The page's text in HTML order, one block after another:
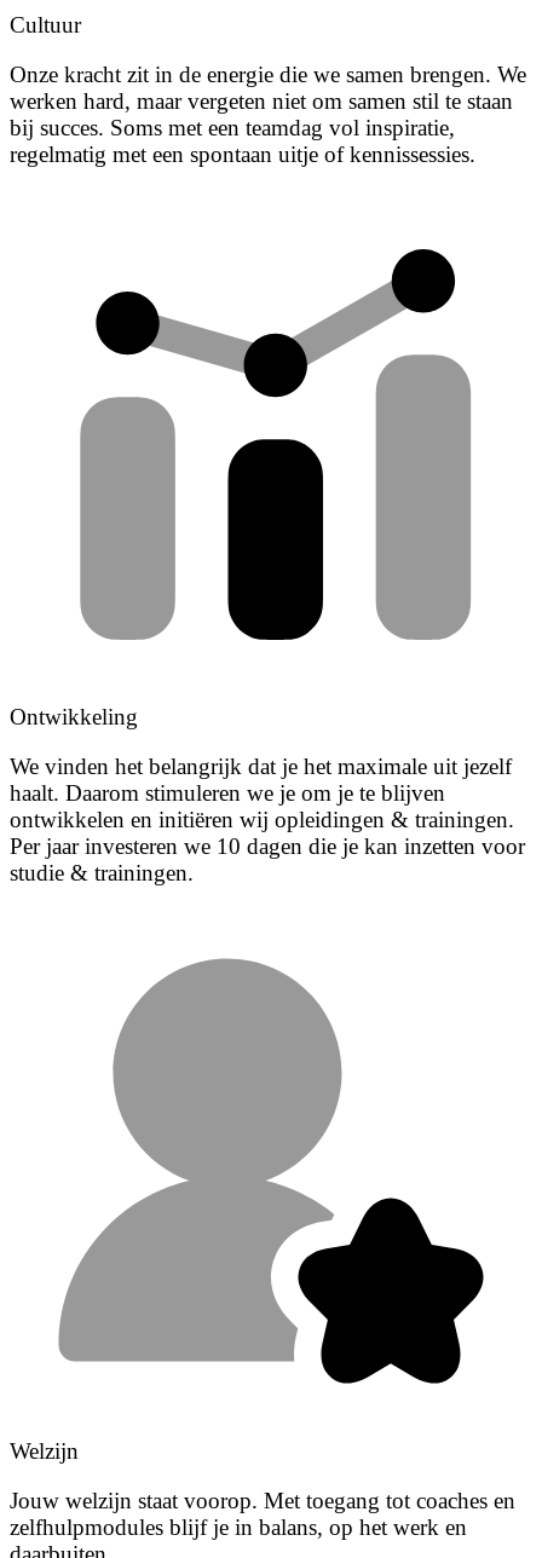
Cultuur
Onze kracht zit in de energie die we samen brengen. We
werken hard, maar vergeten niet om samen stil te staan
bij succes. Soms met een teamdag vol inspiratie,
regelmatig met een spontaan uitje of kennissessies.
Ontwikkeling
We vinden het belangrijk dat je het maximale uit jezelf
haalt. Daarom stimuleren we je om je te blijven
ontwikkelen en initiëren wij opleidingen & trainingen.
Per jaar investeren we 10 dagen die je kan inzetten voor
studie & trainingen.
Welzijn
Jouw welzijn staat voorop. Met toegang tot coaches en
zelfhulpmodules blijf je in balans, op het werk en